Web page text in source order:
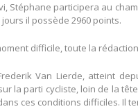
Stéphane participera au
il possède 2960 points.
difficile, toute la
Van Lierde, atteint
la parti cycliste, loin de la
ces conditions difficiles. Il